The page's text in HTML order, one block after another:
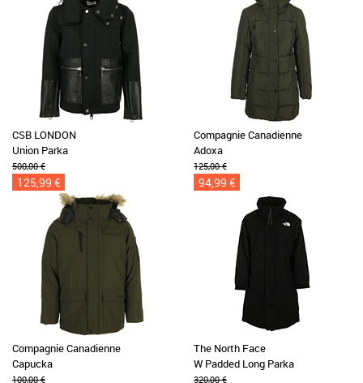
CSB LONDON
Union Parka
500,00 €
125,99 €
Compagnie Canadienne
Adoxa
125,00 €
94,99 €
Compagnie Canadienne
Capucka
100,00 €
The North Face
W Padded Long Parka
320,00 €